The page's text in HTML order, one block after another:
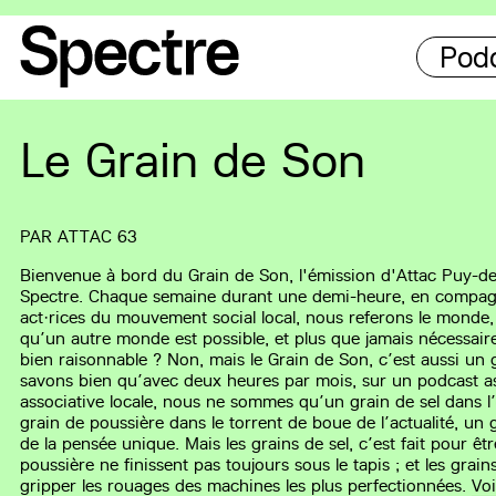
Le Grain de Son
PARATTAC 63
Bienvenue à bord du Grain de Son, l'émission d'Attac Puy-
Spectre. Chaque semaine durant une demi-heure, en
act·rices du mouvement social local, nous referons le
qu’un autre monde est possible, et plus que jamais
bien raisonnable ? Non, mais le Grain de Son, c’est aussi
savons bien qu’avec deux heures par mois, sur un podcast
associative locale, nous ne sommes qu’un grain de sel dans
grain de poussière dans le torrent de boue de l’actualité, un
de la pensée unique. Mais les grains de sel, c’est fait pour
poussière ne finissent pas toujours sous le tapis ; et les
gripper les rouages des machines les plus perfectionnées.